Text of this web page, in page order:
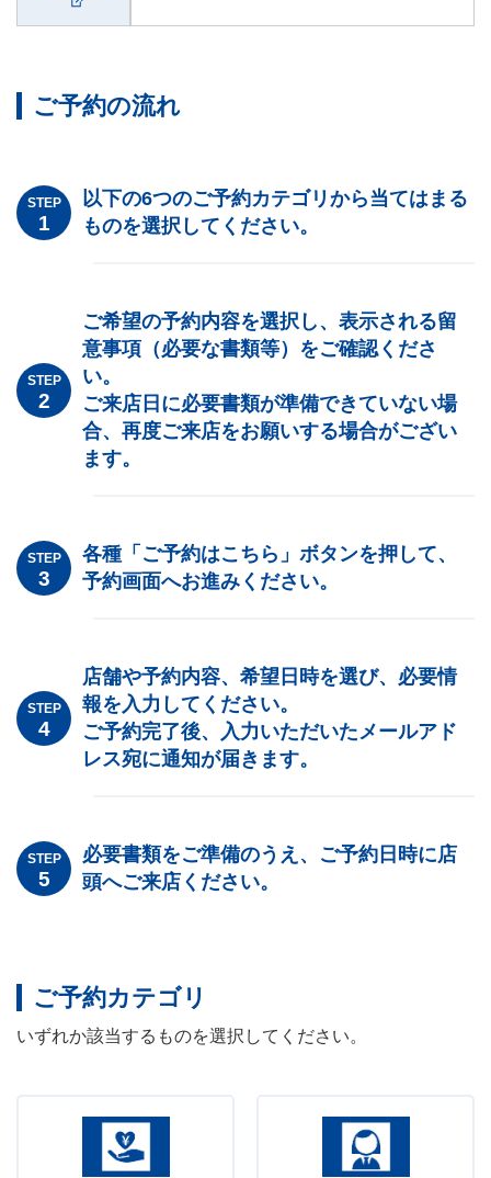
ご予約の流れ
STEP
以下の6つのご予約カテゴリから当てはまる
ものを選択してください。
STEP
ご希望の予約内容を選択し、表示される留
意事項（必要な書類等）をご確認くださ
い。
ご来店日に必要書類が準備できていない場
合、再度ご来店をお願いする場合がござい
ます。
STEP
各種「ご予約はこちら」ボタンを押して、
予約画面へお進みください。
STEP
店舗や予約内容、希望日時を選び、必要情
報を入力してください。
ご予約完了後、入力いただいたメールアド
レス宛に通知が届きます。
STEP
必要書類をご準備のうえ、ご予約日時に店
頭へご来店ください。
ご予約カテゴリ
いずれか該当するものを選択してください。